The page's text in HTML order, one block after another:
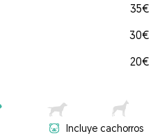
35€
30€
20€
Incluye cachorros